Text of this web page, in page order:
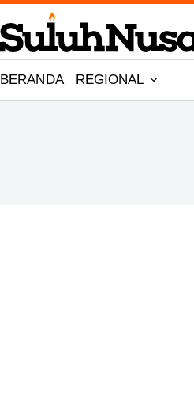
Skip
to
content
BERANDA REGIONAL